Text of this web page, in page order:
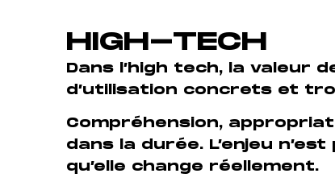
HIGH-TECH
Dans l’high tech, la valeur
d’utilisation concrets et
Compréhension,
dans la durée. L’enjeu
qu’elle change réellement.